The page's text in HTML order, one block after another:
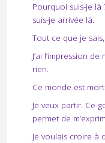
Pourquoi suis-je là
suis-je arrivée là.
Tout ce que je sais,
J’ai l’impression
rien.
Ce monde est mort.
Je veux partir. Ce
permet de
Je voulais croire à